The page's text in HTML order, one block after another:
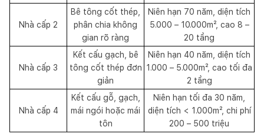
Nhà cấp 2
Bê tông cốt thép,
phân chia không
gian rõ ràng
Niên hạn 70 năm, diện tích
5.000 – 10.000m², cao 8 –
20 tầng
Nhà cấp 3
Kết cấu gạch, bê
tông cốt thép đơn
giản
Niên hạn 40 năm, diện tích
1.000 – 5.000m², cao tối đa
2 tầng
Nhà cấp 4
Kết cấu gỗ, gạch,
mái ngói hoặc mái
tôn
Niên hạn tối đa 30 năm,
diện tích < 1.000m², chi phí
200 – 500 triệu